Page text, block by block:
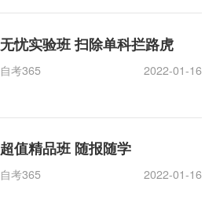
无忧实验班 扫除单科拦路虎
自考365 2022-01-16
超值精品班 随报随学
自考365 2022-01-16